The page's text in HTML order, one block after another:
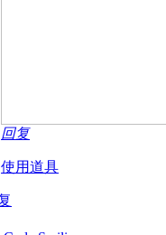
回复
使用道具